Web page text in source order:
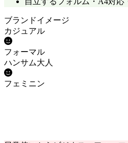
ブランドイメージ
カジュアル
フォーマル
ハンサム大人
フェミニン